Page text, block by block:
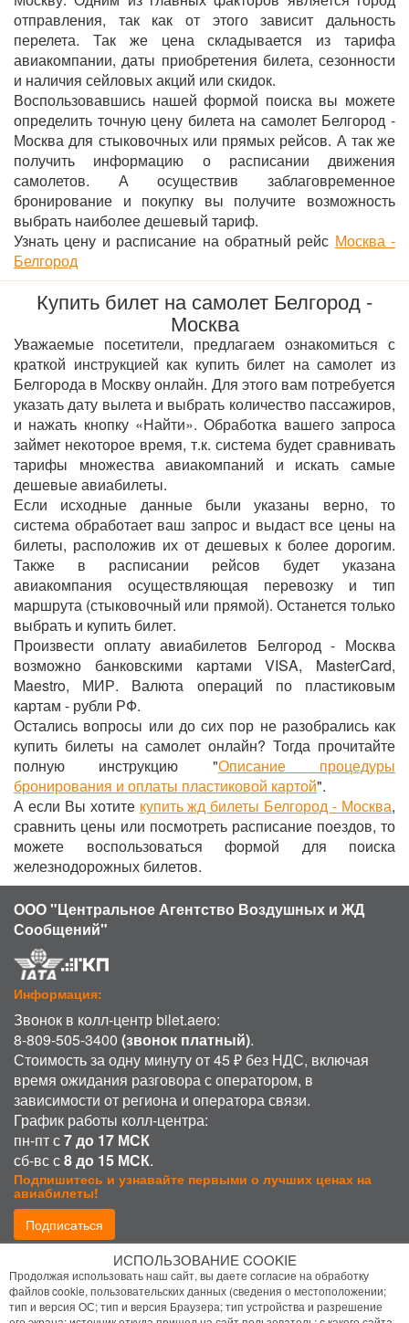
отправления, так как от этого зависит дальность
перелета. Так же цена складывается из тарифа
авиакомпании, даты приобретения билета, сезонности
и наличия сейловых акций или скидок.
Воспользовавшись нашей формой поиска вы можете
определить точную цену билета на самолет Белгород -
Москва для стыковочных или прямых рейсов. А так же
получить информацию о расписании движения
самолетов. А осуществив заблаговременное
бронирование и покупку вы получите возможность
выбрать наиболее дешевый тариф.
Узнать цену и расписание на обратный рейс Москва -
Белгород
Купить билет на самолет Белгород -
Москва
Уважаемые посетители, предлагаем ознакомиться с
краткой инструкцией как купить билет на самолет из
Белгорода в Москву онлайн. Для этого вам потребуется
указать дату вылета и выбрать количество пассажиров,
и нажать кнопку «Найти». Обработка вашего запроса
займет некоторое время, т.к. система будет сравнивать
тарифы множества авиакомпаний и искать самые
дешевые авиабилеты.
Если исходные данные были указаны верно, то
система обработает ваш запрос и выдаст все цены на
билеты, расположив их от дешевых к более дорогим.
Также в расписании рейсов будет указана
авиакомпания осуществляющая перевозку и тип
маршрута (стыковочный или прямой). Останется только
выбрать и купить билет.
Произвести оплату авиабилетов Белгород - Москва
возможно банковскими картами VISA, MasterCard,
Maestro, МИР. Валюта операций по пластиковым
картам - рубли РФ.
Остались вопросы или до сих пор не разобрались как
купить билеты на самолет онлайн? Тогда прочитайте
полную инструкцию "Описание процедуры
бронирования и оплаты пластиковой картой".
А если Вы хотите купить жд билеты Белгород - Москва,
сравнить цены или посмотреть расписание поездов, то
можете воспользоваться формой для поиска
железнодорожных билетов.
ООО "Центральное Агентство Воздушных и ЖД
Сообщений"
Информация:
Звонок в колл-центр bilet.aero:
8-809-505-3400 (звонок платный).
Стоимость за одну минуту от 45 ₽ без НДС, включая
время ожидания разговора с оператором, в
зависимости от региона и оператора связи.
График работы колл-центра:
пн-пт с7 до 17 МСК
сб-вс с8 до 15 МСК.
Подпишитесь и узнавайте первыми о лучших ценах на
авиабилеты!
Подписаться
Присоединиться:
ИСПОЛЬЗОВАНИЕ COOKIE
Продолжая использовать наш сайт, вы даете согласие на обработку
файлов cookie, пользовательских данных (сведения о местоположении;
тип и версия ОС; тип и версия Браузера; тип устройства и разрешение